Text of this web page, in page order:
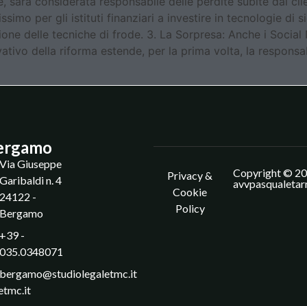
per gli istituti finanziari a investire in tecnologie di
delle tecniche di frode. 3. La Sorpresa: Anche i
della riforma estende, per la prima volta, la
Via Giuseppe
Garibaldi n. 4
24122 -
Bergamo
+39 -
035.0348071
bergamo@studiolegaletmc.it
Privacy &
Cookie
Policy
Copyright ©